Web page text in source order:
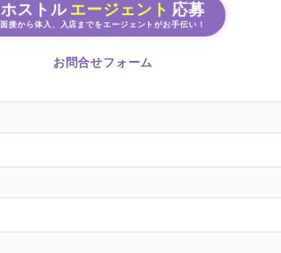
ホストル エージェント 応募
面接から体入、入店までをエージェントがお手伝い！
お問合せフォーム